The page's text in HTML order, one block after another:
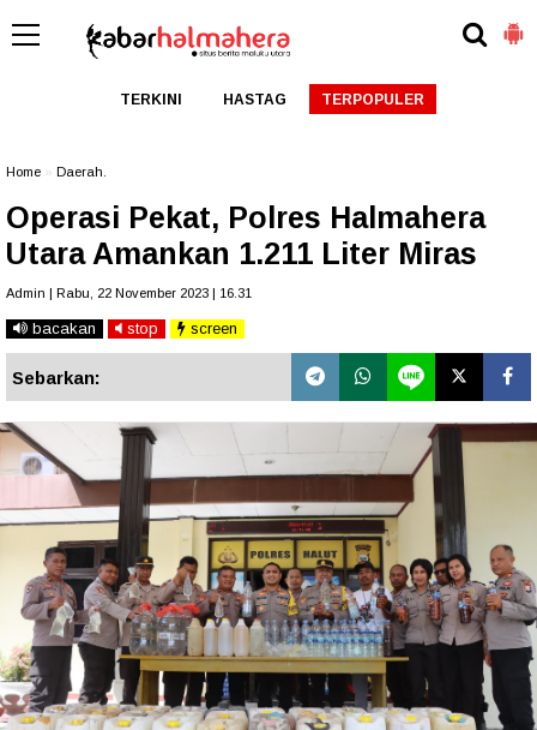
TERKINI HASTAG TERPOPULER
Home Daerah.
Operasi Pekat, Polres Halmahera
Utara Amankan 1.211 Liter Miras
Admin | Rabu, 22 November 2023 | 16.31
bacakan stop screen
Sebarkan: